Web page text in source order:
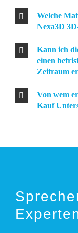
Welche
Nexa3D
Kann ich
einen
Zeitraum
Von wem
Kauf